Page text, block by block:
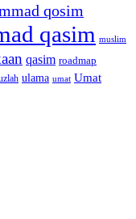
qosim
qasim muslim
qasim roadmap
ulama umat Umat